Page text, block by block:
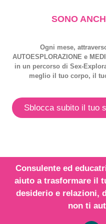
SONO
Ogni mese,
AUTOESPLORAZIONE e
in un percorso di Sex-
meglio il tuo corpo, il
Sblocca subito il tuo
Consulente ed
aiuto a trasformare il
desiderio e relazioni,
non ti